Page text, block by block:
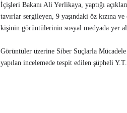
İçişleri Bakanı Ali Yerlikaya, yaptığı
tavırlar sergileyen, 9 yaşındaki öz kızına
kişinin görüntülerinin sosyal medyada yer
Görüntüler üzerine Siber Suçlarla Mücadele
yapılan incelemede tespit edilen şüpheli